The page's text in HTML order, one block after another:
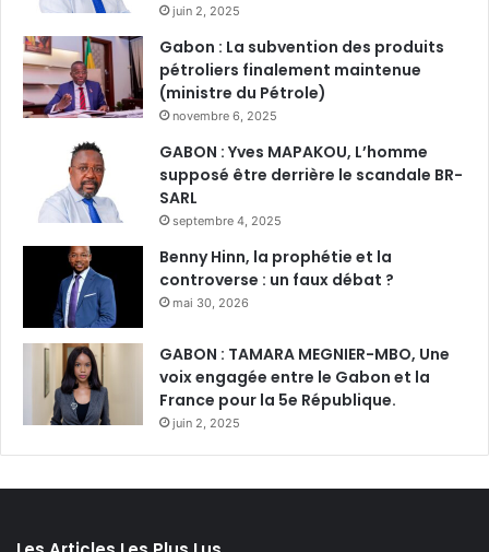
juin 2, 2025
Gabon : La subvention des produits
pétroliers finalement maintenue
(ministre du Pétrole)
novembre 6, 2025
GABON : Yves MAPAKOU, L’homme
supposé être derrière le scandale BR-
SARL
septembre 4, 2025
Benny Hinn, la prophétie et la
controverse : un faux débat ?
mai 30, 2026
GABON : TAMARA MEGNIER-MBO, Une
voix engagée entre le Gabon et la
France pour la 5e République.
juin 2, 2025